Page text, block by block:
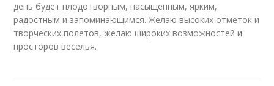
день будет плодотворным, насыщенным, ярким,
радостным и запоминающимся. Желаю высоких отметок и
творческих полетов, желаю широких возможностей и
просторов веселья.